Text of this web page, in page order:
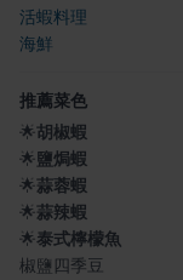
活蝦料理
海鮮
推薦菜色
🌟胡椒蝦
🌟鹽焗蝦
🌟蒜蓉蝦
🌟蒜辣蝦
🌟泰式檸檬魚
椒鹽四季豆